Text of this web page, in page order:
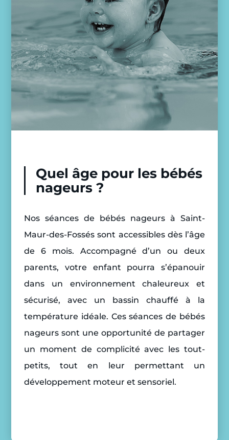
Quel âge pour les bébés
nageurs ?
Nos séances de bébés nageurs à Saint-
Maur-des-Fossés sont accessibles dès l’âge
de 6 mois. Accompagné d’un ou deux
parents, votre enfant pourra s’épanouir
dans un environnement chaleureux et
sécurisé, avec un bassin chauffé à la
température idéale. Ces séances de bébés
nageurs sont une opportunité de partager
un moment de complicité avec les tout-
petits, tout en leur permettant un
développement moteur et sensoriel.